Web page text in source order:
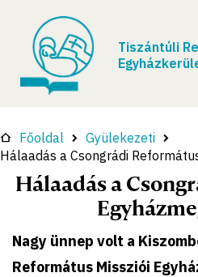
Tiszántúli
Főoldal
Gyülekezeti
Hálaadás a Csongrádi
Hálaadás a
Nagy ünnep volt a
Református Missziói